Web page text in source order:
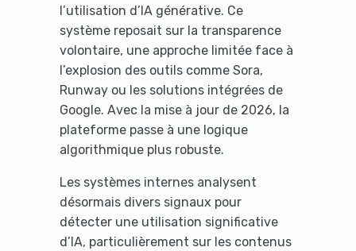
l’utilisation d’IA générative. Ce
système reposait sur la transparence
volontaire, une approche limitée face à
l’explosion des outils comme Sora,
Runway ou les solutions intégrées de
Google. Avec la mise à jour de 2026, la
plateforme passe à une logique
algorithmique plus robuste.
Les systèmes internes analysent
désormais divers signaux pour
détecter une utilisation significative
d’IA, particulièrement sur les contenus